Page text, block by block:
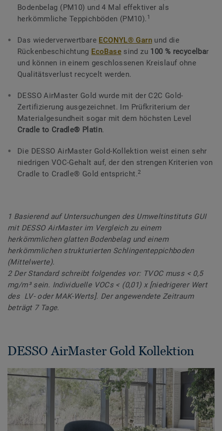
Bodenbelag (PM10) und 4 Mal effektiver als
herkömmliche Teppichböden (PM10). 1
Das wiederverwertbare ECONYL® Garnund die
Rückenbeschichtung EcoBasesind zu 100 % recycelbar
und können in einem geschlossenen Kreislauf ohne
Qualitätsverlust recycelt werden.
DESSO AirMaster Gold wurde mit der C2C Gold-
Zertifizierung ausgezeichnet. Im Prüfkriterium der
Materialgesundheit sogar mit dem höchsten Level
Cradle to Cradle® Platin.
Die DESSO AirMaster Gold-Kollektion weist einen sehr
niedrigen VOC-Gehalt auf, der den strengen Kriterien von
Cradle to Cradle® Gold entspricht.2
1 Basierend auf Untersuchungen des Umweltinstituts GUI
mit DESSO AirMaster im Vergleich zu einem
herkömmlichen glatten Bodenbelag und einem
herkömmlichen strukturierten Schlingenteppichboden
(Mittelwerte).
2 Der Standard schreibt folgendes vor: TVOC muss < 0,5
mg/m³ sein. Individuelle VOCs < (0,01) x [niedrigerer Wert
des LV- oder MAK-Werts]. Der angewendete Zeitraum
beträgt 7 Tage.
DESSO AirMaster Gold Kollektion